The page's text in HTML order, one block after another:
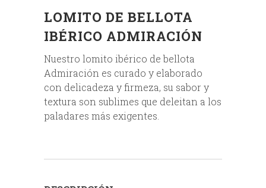
LOMITO DE BELLOTA
IBÉRICO ADMIRACIÓN
Nuestro lomito ibérico de bellota
Admiración es curado y elaborado
con delicadeza y firmeza, su sabor y
textura son sublimes que deleitan a los
paladares más exigentes.